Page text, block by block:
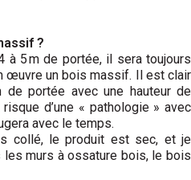
?
à 5 m de portée, il sera toujours
œuvre un bois massif. Il est clair
portée avec une hauteur de
d’une « pathologie » avec
avec le temps.
collé, le produit est sec, et je
les murs à ossature bois, le bois